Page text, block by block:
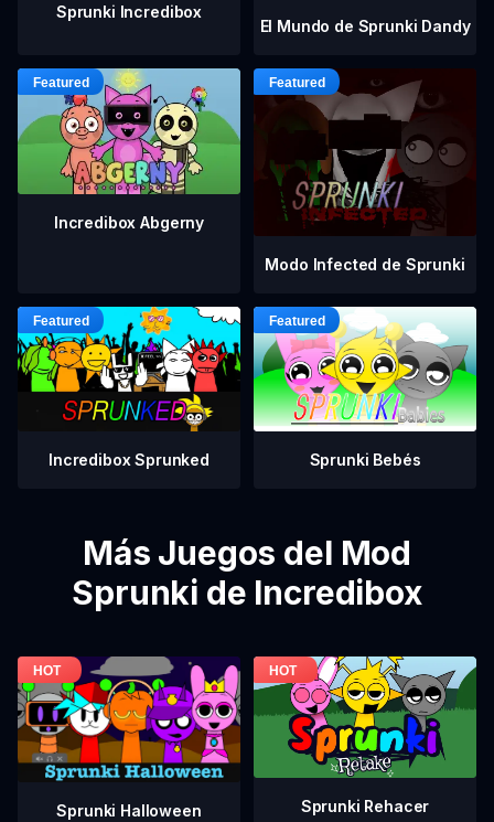
Sprunki Incredibox
El Mundo de Sprunki Dandy
Incredibox Abgerny
Modo Infected de Sprunki
Incredibox Sprunked Sprunki Bebés
Más Juegos del Mod
Sprunki de Incredibox
Sprunki Halloween Sprunki Rehacer